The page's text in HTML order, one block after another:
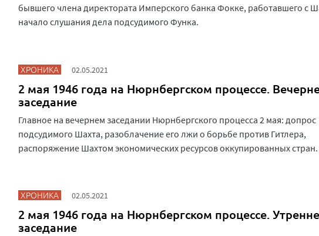
бывшего члена директората Имперского банка Фокке, работавшего с
начало слушания дела подсудимого Функа.
ХРОНИКА 02.05.2021
2 мая 1946 года на Нюрнбергском процессе.
заседание
Главное на вечернем заседании Нюрнбергского процесса 2 мая: допрос
подсудимого Шахта, разоблачение его лжи о борьбе против Гитлера,
распоряжение Шахтом экономических ресурсов оккупированных стран.
ХРОНИКА 02.05.2021
2 мая 1946 года на Нюрнбергском процессе.
заседание